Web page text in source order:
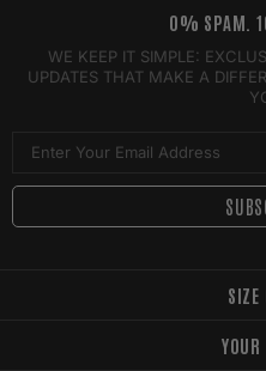
SIZE
YOUR
0% SPAM.
WE KEEP IT SIMPLE:
UPDATES THAT MAKE A